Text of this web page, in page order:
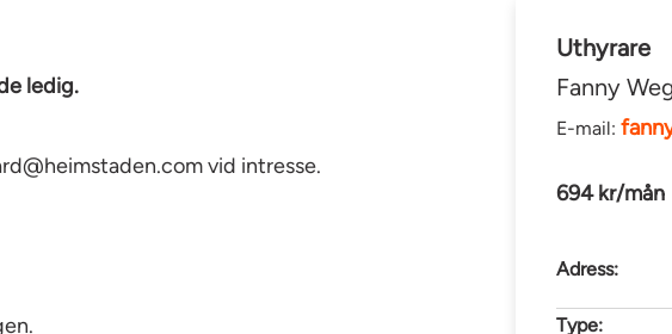
ledig.
vid intresse.
Uthyrare
Fanny
E-mail:
694 kr/mån
Adress:
Type: